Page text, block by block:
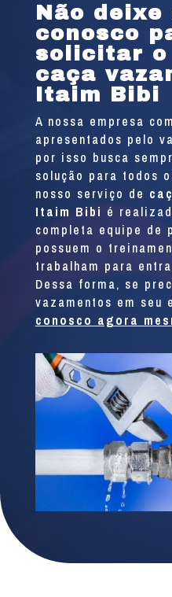
Não
conosco
solicitar o
caça
Itaim Bibi
A nossa empresa
apresentados pelo
por isso busca
solução para todos
nosso serviço de
Itaim Bibi é
completa equipe de
possuem o
trabalham para
Dessa forma, se
vazamentos em seu
conosco agora